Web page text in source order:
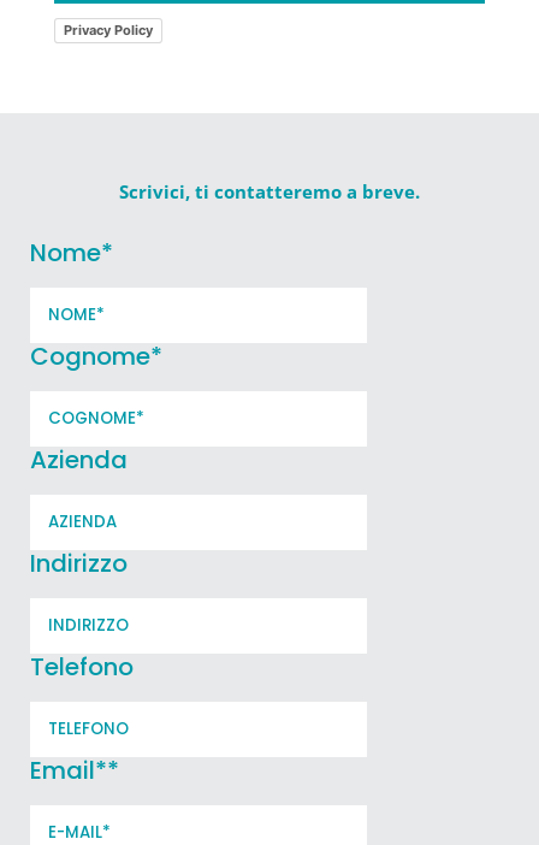
Privacy Policy
Scrivici, ti contatteremo a breve.
Nome*
Cognome*
Azienda
Indirizzo
Telefono
Email**